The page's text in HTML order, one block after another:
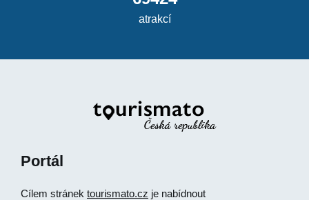
atrakcí
Portál
Cílem stránek tourismato.cz je nabídnout